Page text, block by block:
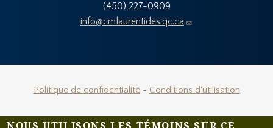
(450) 227-0909
info@cmlaurentides.qc.ca
Politique de confidentialité- Conditions d'utilisation